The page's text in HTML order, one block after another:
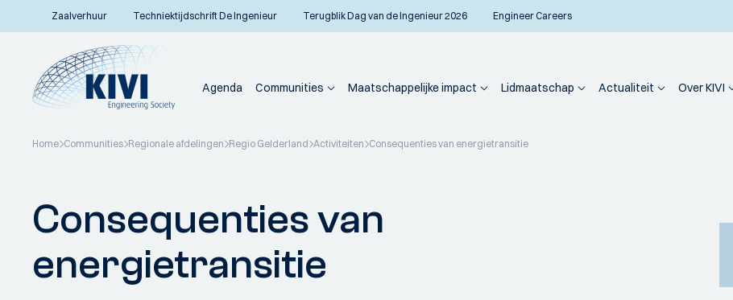
Zaalverhuur Techniektijdschrift De Ingenieur Terugblik Dag van de Ingenieur 2026 Engineer Careers
Agenda Communities Maatschappelijke impact Lidmaatschap Actualiteit Over KIVI
Home Communities Regionale afdelingen Regio Gelderland Activiteiten Consequenties van energietransitie
Consequenties van
energietransitie